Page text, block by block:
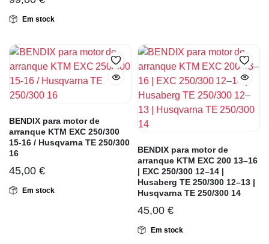
Em stock
BENDIX para motor de
arranque KTM EXC 250/300
15-16 / Husqvarna TE 250/300
16
45,00 €
Em stock
BENDIX para motor de
arranque KTM EXC 200 13–16
| EXC 250/300 12–14 |
Husaberg TE 250/300 12–13 |
Husqvarna TE 250/300 14
45,00 €
Em stock